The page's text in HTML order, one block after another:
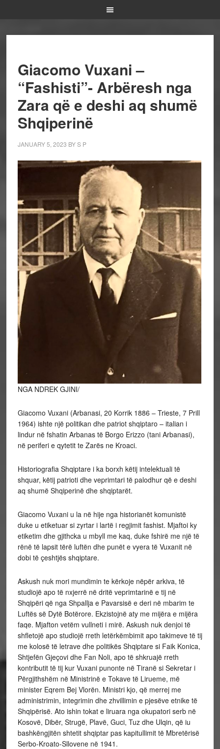
Giacomo Vuxani –
“Fashisti”- Arbëresh nga
Zara që e deshi aq shumë
Shqiperinë
JANUARY 5, 2023 BYS P
NGA NDREK GJINI/
Giacomo Vuxani (Arbanasi, 20 Korrik 1886 – Trieste, 7 Prill
1964) ishte një politikan dhe patriot shqiptaro – italian i
lindur në fshatin Arbanas të Borgo Erizzo (tani Arbanasi),
në periferi e qytetit te Zarës ne Kroaci.
Historiografia Shqiptare i ka borxh këtij intelektuali të
shquar, këtij patrioti dhe veprimtari të palodhur që e deshi
aq shumë Shqiperinë dhe shqiptarët.
Giacomo Vuxani u la në hije nga historianët komunistë
duke u etiketuar si zyrtar i lartë i regjimit fashist. Mjaftoi ky
etiketim dhe gjithcka u mbyll me kaq, duke fshirë me një të
rënë të lapsit tërë luftën dhe punët e vyera të Vuxanit në
dobi të çeshtjës shqiptare.
Askush nuk mori mundimin te kërkoje nëpër arkiva, të
studiojë apo të nxjerrë në dritë veprimtarinë e tij në
Shqipëri që nga Shpallja e Pavarsisë e deri në mbarim te
Luftës së Dytë Botërore. Ekzistojnë aty me mijëra e mijëra
faqe. Mjafton vetëm vullneti i mirë. Askush nuk denjoi të
shfletojë apo studiojë rreth letërkëmbimit apo takimeve të tij
me kolosë të letrave dhe politikës Shqiptare si Faik Konica,
Shtjefën Gjeçovi dhe Fan Noli, apo të shkruajë rreth
kontributit të tij kur Vuxani punonte në Tiranë si Sekretar i
Përgjithshëm në Ministrinë e Tokave të Lirueme, më
minister Eqrem Bej Vlorën. Ministri kjo, që merrej me
administrimin, integrimin dhe zhvillimin e pjesëve etnike të
Shqipërisë. Ato ishin tokat e liruara nga okupatori serb në
Kosovë, Dibër, Strugë, Plavë, Guci, Tuz dhe Ulqin, që iu
bashkëngjitën shtetit shqiptar pas kapitullimit të Mbretërisë
Serbo-Kroato-Sllovene në 1941.